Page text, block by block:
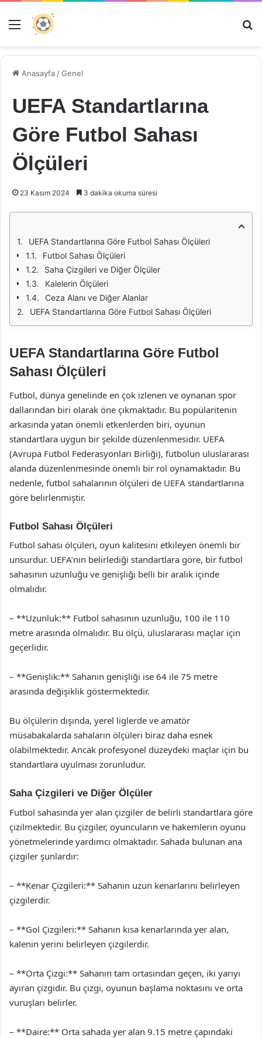
Menü
Anasayfa /Genel
UEFA Standartlarına
Göre Futbol Sahası
Ölçüleri
23 Kasım 2024 3 dakika okuma süresi
UEFA Standartlarına Göre Futbol Sahası Ölçüleri
Futbol Sahası Ölçüleri
Saha Çizgileri ve Diğer Ölçüler
Kalelerin Ölçüleri
Ceza Alanı ve Diğer Alanlar
UEFA Standartlarına Göre Futbol Sahası Ölçüleri
UEFA Standartlarına Göre Futbol
Sahası Ölçüleri
Futbol, dünya genelinde en çok izlenen ve oynanan spor
dallarından biri olarak öne çıkmaktadır. Bu popülaritenin
arkasında yatan önemli etkenlerden biri, oyunun
standartlara uygun bir şekilde düzenlenmesidir. UEFA
(Avrupa Futbol Federasyonları Birliği), futbolun uluslararası
alanda düzenlenmesinde önemli bir rol oynamaktadır. Bu
nedenle, futbol sahalarının ölçüleri de UEFA standartlarına
göre belirlenmiştir.
Futbol Sahası Ölçüleri
Futbol sahası ölçüleri, oyun kalitesini etkileyen önemli bir
unsurdur. UEFA’nın belirlediği standartlara göre, bir futbol
sahasının uzunluğu ve genişliği belli bir aralık içinde
olmalıdır.
– **Uzunluk:** Futbol sahasının uzunluğu, 100 ile 110
metre arasında olmalıdır. Bu ölçü, uluslararası maçlar için
geçerlidir.
– **Genişlik:** Sahanın genişliği ise 64 ile 75 metre
arasında değişiklik göstermektedir.
Bu ölçülerin dışında, yerel liglerde ve amatör
müsabakalarda sahaların ölçüleri biraz daha esnek
olabilmektedir. Ancak profesyonel düzeydeki maçlar için bu
standartlara uyulması zorunludur.
Saha Çizgileri ve Diğer Ölçüler
Futbol sahasında yer alan çizgiler de belirli standartlara göre
çizilmektedir. Bu çizgiler, oyuncuların ve hakemlerin oyunu
yönetmelerinde yardımcı olmaktadır. Sahada bulunan ana
çizgiler şunlardır:
– **Kenar Çizgileri:** Sahanın uzun kenarlarını belirleyen
çizgilerdir.
– **Gol Çizgileri:** Sahanın kısa kenarlarında yer alan,
kalenin yerini belirleyen çizgilerdir.
– **Orta Çizgi:** Sahanın tam ortasından geçen, iki yarıyı
ayıran çizgidir. Bu çizgi, oyunun başlama noktasını ve orta
vuruşları belirler.
– **Daire:** Orta sahada yer alan 9.15 metre çapındaki